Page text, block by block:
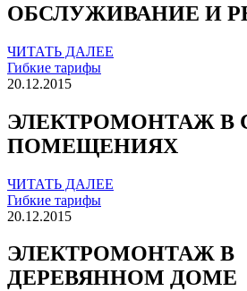
ОБСЛУЖИВАНИЕ И
ЧИТАТЬ ДАЛЕЕ
Гибкие тарифы
20.12.2015
ЭЛЕКТРОМОНТАЖ В
ПОМЕЩЕНИЯХ
ЧИТАТЬ ДАЛЕЕ
Гибкие тарифы
20.12.2015
ЭЛЕКТРОМОНТАЖ В
ДЕРЕВЯННОМ ДОМЕ